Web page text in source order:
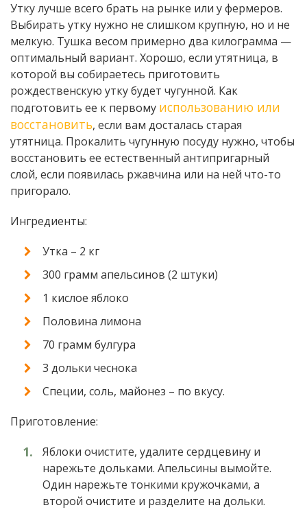
Утку лучше всего брать на рынке или у фермеров.
Выбирать утку нужно не слишком крупную, но и не
мелкую. Тушка весом примерно два килограмма —
оптимальный вариант. Хорошо, если утятница, в
которой вы собираетесь приготовить
рождественскую утку будет чугунной. Как
подготовить ее к первому использованию или
восстановить, если вам досталась старая
утятница. Прокалить чугунную посуду нужно, чтобы
восстановить ее естественный антипригарный
слой, если появилась ржавчина или на ней что-то
пригорало.
Ингредиенты:
Утка – 2 кг
300 грамм апельсинов (2 штуки)
1 кислое яблоко
Половина лимона
70 грамм булгура
3 дольки чеснока
Специи, соль, майонез – по вкусу.
Приготовление:
Яблоки очистите, удалите сердцевину и
нарежьте дольками. Апельсины вымойте.
Один нарежьте тонкими кружочками, а
второй очистите и разделите на дольки.